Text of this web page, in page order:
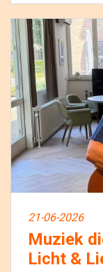
21-06-2026
Muziek
Licht &